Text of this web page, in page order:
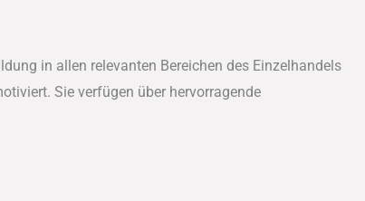
in allen relevanten Bereichen des Einzelhandels
Sie verfügen über hervorragende